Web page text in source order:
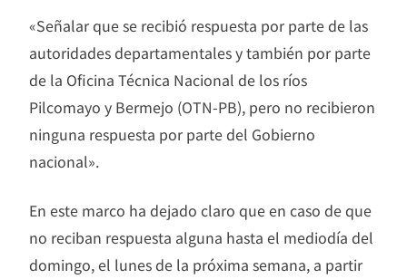
«Señalar que se recibió respuesta por parte de las
autoridades departamentales y también por parte
de la Oficina Técnica Nacional de los ríos
Pilcomayo y Bermejo (OTN-PB), pero no recibieron
ninguna respuesta por parte del Gobierno
nacional».
En este marco ha dejado claro que en caso de que
no reciban respuesta alguna hasta el mediodía del
domingo, el lunes de la próxima semana, a partir